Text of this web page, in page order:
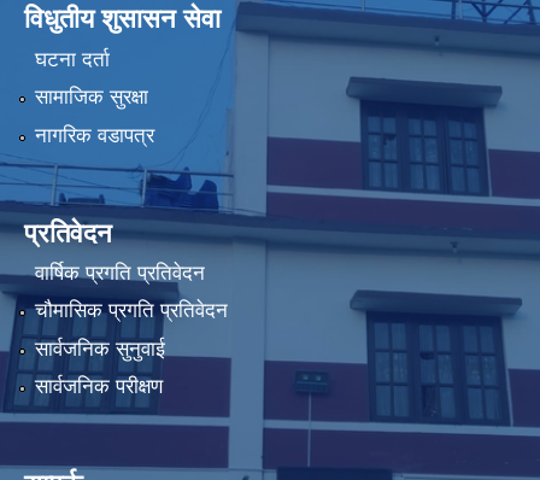
विधुतीय शुसासन सेवा
घटना दर्ता
सामाजिक सुरक्षा
नागरिक वडापत्र
प्रतिवेदन
वार्षिक प्रगति प्रतिवेदन
चौमासिक प्रगति प्रतिवेदन
सार्वजनिक सुनुवाई
सार्वजनिक परीक्षण